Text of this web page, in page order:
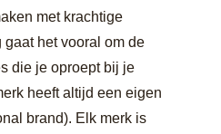
met krachtige
het vooral om de
die je oproept bij je
heeft altijd een eigen
brand). Elk merk is